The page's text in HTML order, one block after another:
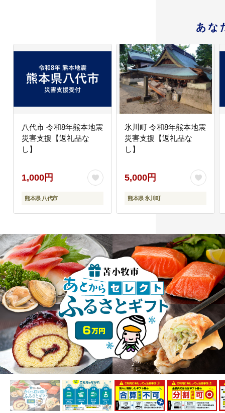
あな
八代市 令和8年熊本地震
災害支援【返礼品な
し】
1,000円
熊本県 八代市
氷川町 令和8年熊本地震
災害支援【返礼品な
し】
5,000円
熊本県 氷川町